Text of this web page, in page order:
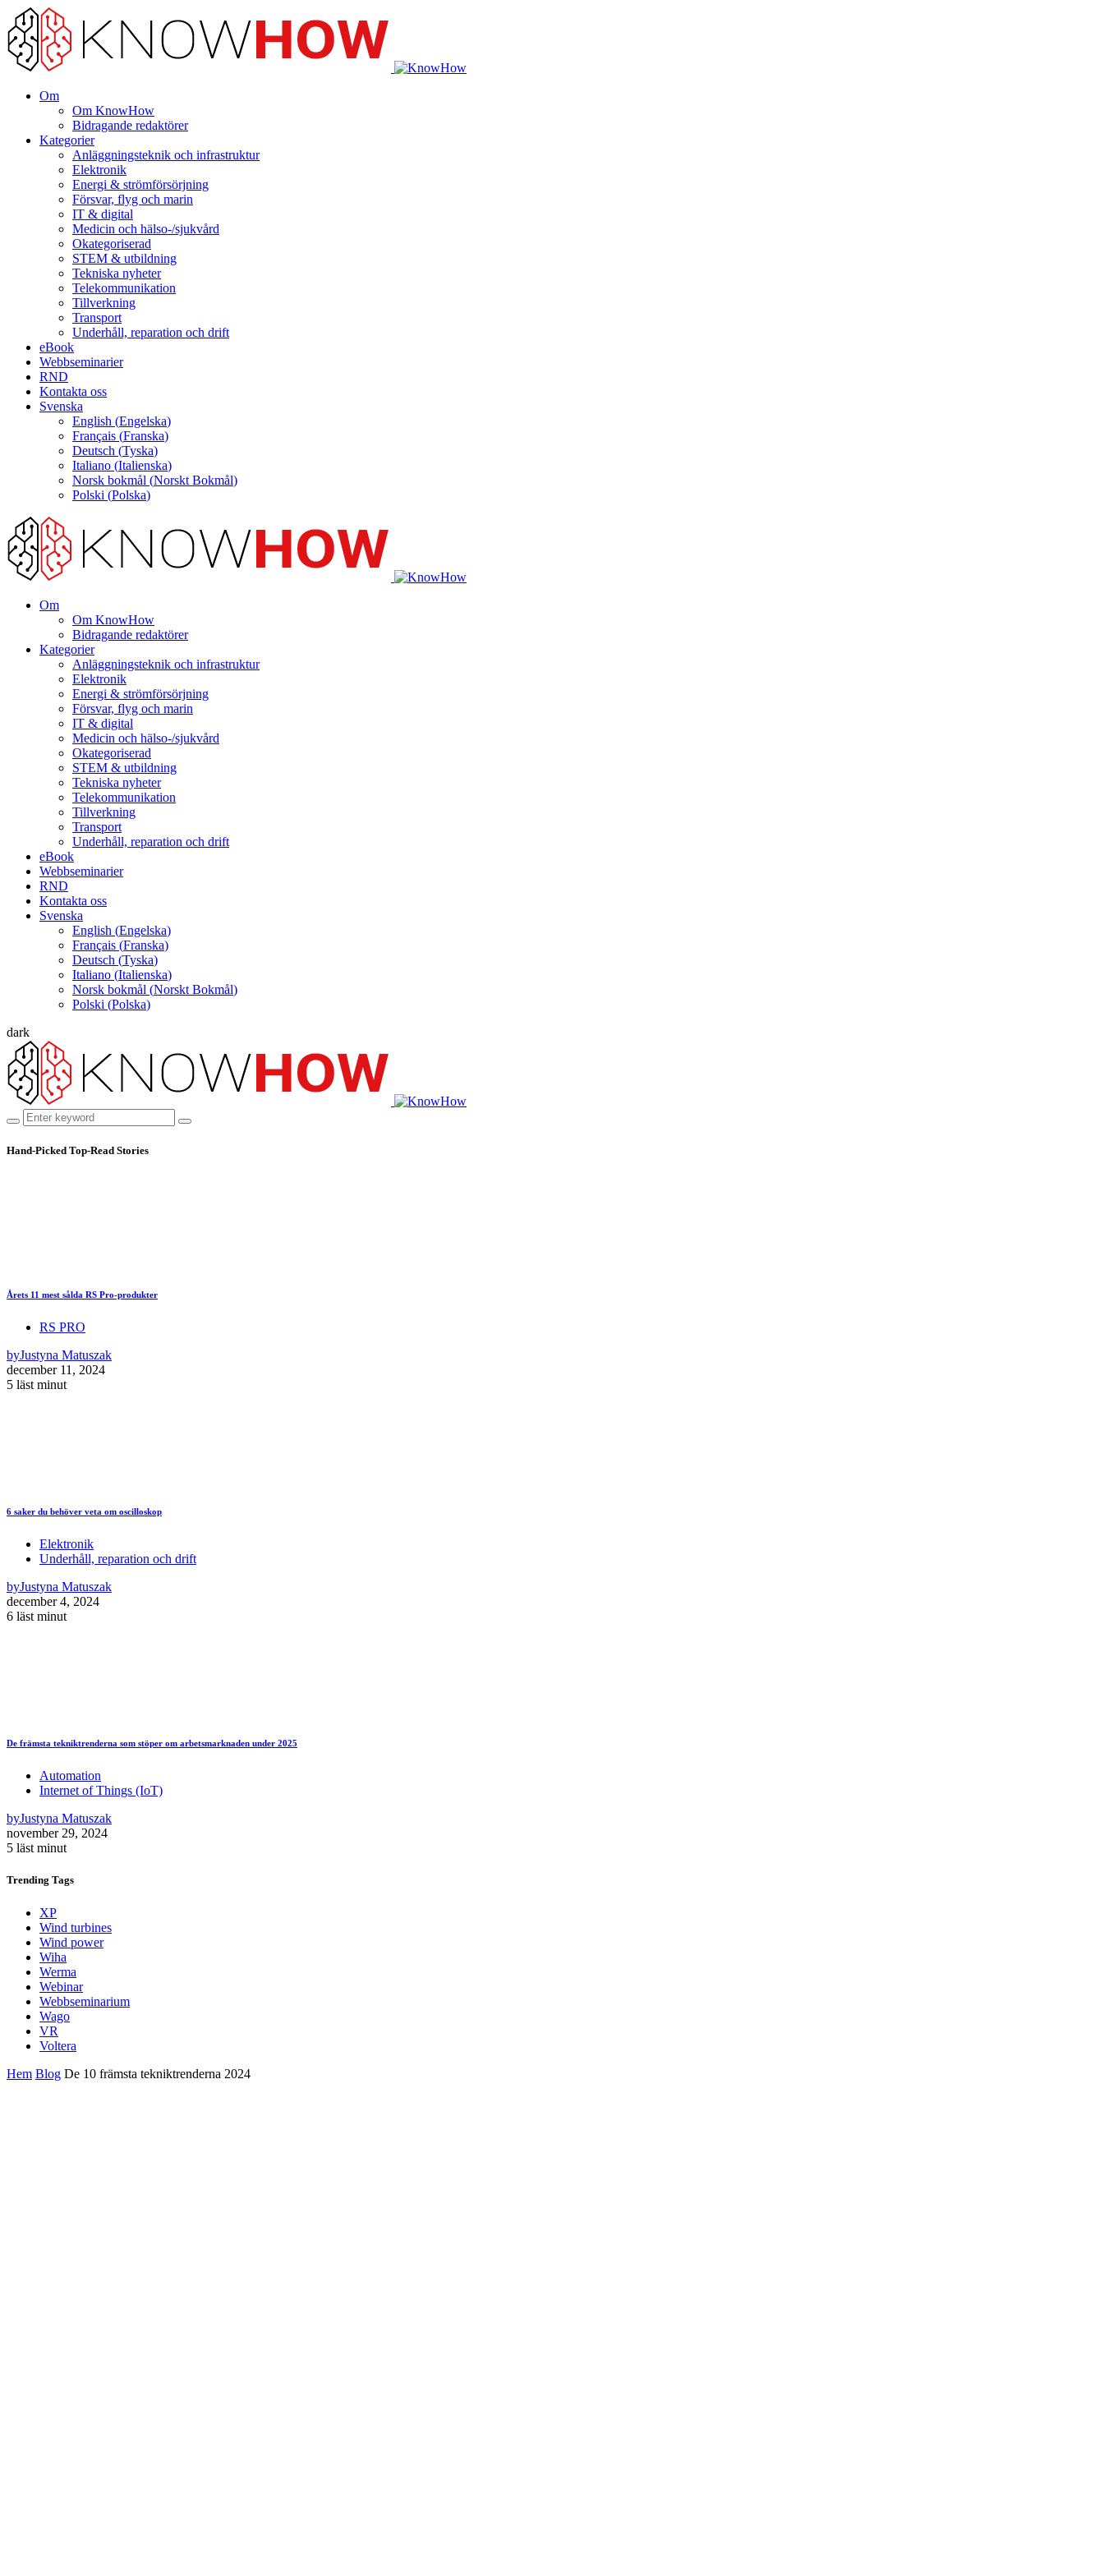
Om
Om KnowHow
Bidragande redaktörer
Kategorier
Anläggningsteknik och infrastruktur
Elektronik
Energi & strömförsörjning
Försvar, flyg och marin
IT & digital
Medicin och hälso-/sjukvård
Okategoriserad
STEM & utbildning
Tekniska nyheter
Telekommunikation
Tillverkning
Transport
Underhåll, reparation och drift
eBook
Webbseminarier
RND
Kontakta oss
Svenska
English (Engelska)
Français (Franska)
Deutsch (Tyska)
Italiano (Italienska)
Norsk bokmål (Norskt Bokmål)
Polski (Polska)
Om
Om KnowHow
Bidragande redaktörer
Kategorier
Anläggningsteknik och infrastruktur
Elektronik
Energi & strömförsörjning
Försvar, flyg och marin
IT & digital
Medicin och hälso-/sjukvård
Okategoriserad
STEM & utbildning
Tekniska nyheter
Telekommunikation
Tillverkning
Transport
Underhåll, reparation och drift
eBook
Webbseminarier
RND
Kontakta oss
Svenska
English (Engelska)
Français (Franska)
Deutsch (Tyska)
Italiano (Italienska)
Norsk bokmål (Norskt Bokmål)
Polski (Polska)
dark
Hand-Picked Top-Read Stories
Årets 11 mest sålda RS Pro-produkter
RS PRO
byJustyna Matuszak
december 11, 2024
5 läst minut
6 saker du behöver veta om oscilloskop
Elektronik
Underhåll, reparation och drift
byJustyna Matuszak
december 4, 2024
6 läst minut
De främsta tekniktrenderna som stöper om arbetsmarknaden under 2025
Automation
Internet of Things (IoT)
byJustyna Matuszak
november 29, 2024
5 läst minut
Trending Tags
XP
Wind turbines
Wind power
Wiha
Werma
Webinar
Webbseminarium
Wago
VR
Voltera
Hem Blog De 10 främsta tekniktrenderna 2024